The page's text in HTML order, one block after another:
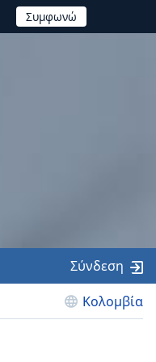
Κολομβία
Σύνδεση